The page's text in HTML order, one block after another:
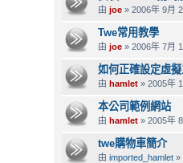
由 joe » 2006年 9月
Twe常用教學
由 joe » 2006年 7月
如何正確設定虛
由 hamlet » 2005年
本公司範例網站
由 hamlet » 2005年
twe購物車簡介
由 imported_hamlet »